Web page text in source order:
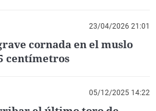
23/04/2026 21:01
cornada en el muslo
centímetros
05/12/2025 14:22